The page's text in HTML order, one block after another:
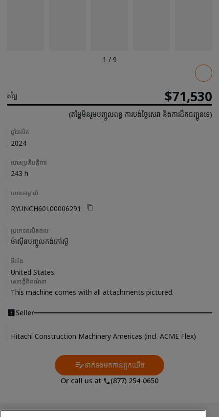
1 / 9
តម្លៃ $71,530
(តម្លៃមិនរួមបញ្ចូលពន្ធ ការបង់ថ្លៃសេវា និងការដឹកជញ្ជូនទេ)
Details
ឆ្នាំផលិត
2024
ម៉ោងប្រតិបត្តិការ
243 h
លេខសម្គាល់
RYUNCH60L00006291
ប្រភេទផលិតផល
ម៉ាស៊ីនបញ្ចូលកង់កៅស៊ូ
ទីតាំង
United States
សេចក្តីពិពណ៌នា
This machine comes with all attachments pictured.
Seller
Hitachi Construction Machinery Americas (incl. ACME Flex)
Contact Us
ទាក់ទងមកកាន់ពួកយើង
Or call us at
(877) 254-0650